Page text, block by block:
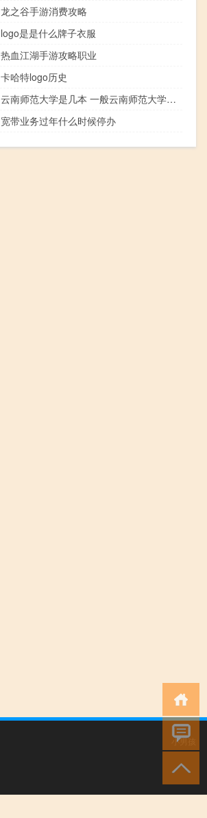
龙之谷手游消费攻略
logo是是什么牌子衣服
热血江湖手游攻略职业
卡哈特logo历史
云南师范大学是几本 一般云南师范大学是几本院校
宽带业务过年什么时候停办
小男孩